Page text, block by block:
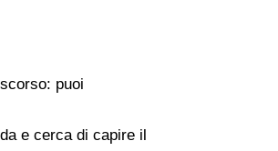
puoi
e cerca di capire il